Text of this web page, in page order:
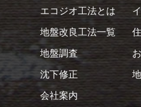
エコジオ工法とは
地盤改良工法一覧
地盤調査
沈下修正
会社案内